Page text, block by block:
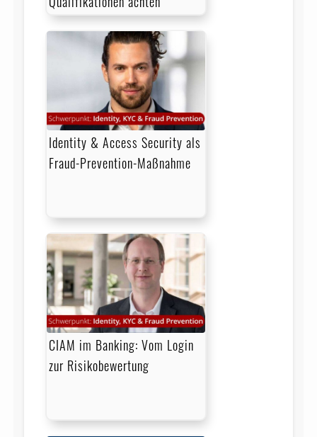
Identity & Access Security als
Fraud-Prevention-Maßnahme
CIAM im Banking: Vom Login
zur Risikobewertung